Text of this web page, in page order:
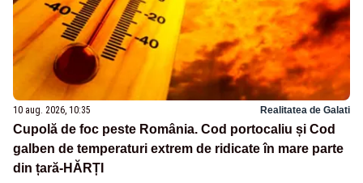
10 aug. 2026, 10:35 Realitatea de Galati
Cupolă de foc peste România. Cod portocaliu și Cod
galben de temperaturi extrem de ridicate în mare parte
din țară-HĂRȚI